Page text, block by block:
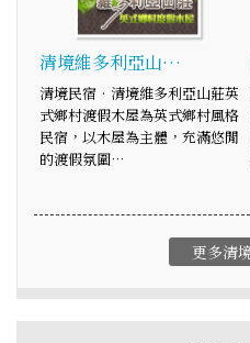
清境維多利亞山…
清境民宿‧清境維多利亞山莊英
式鄉村渡假木屋為英式鄉村風格
民宿，以木屋為主體，充滿悠閒
的渡假氛圍…
更多清